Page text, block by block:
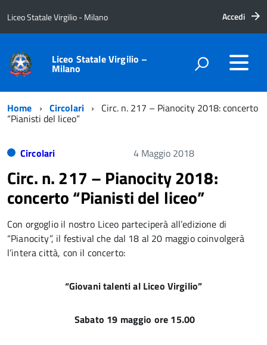
Liceo Statale Virgilio - Milano Accedi
Liceo Statale Virgilio –
Milano
Home Circolari Circ. n. 217 – Pianocity 2018: concerto
“Pianisti del liceo”
Circolari 4 Maggio 2018
Circ. n. 217 – Pianocity 2018:
concerto “Pianisti del liceo”
Con orgoglio il nostro Liceo parteciperà all’edizione di
“Pianocity”, il festival che dal 18 al 20 maggio coinvolgerà
l’intera città, con il concerto:
“Giovani talenti al Liceo Virgilio”
Sabato 19 maggio ore 15.00